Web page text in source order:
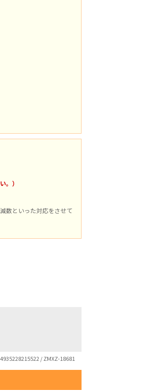
。）
数といった対応をさせて
4935228215522 / ZMXZ-18681